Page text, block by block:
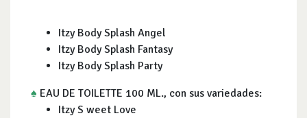
Itzy Body Splash Angel
Itzy Body Splash Fantasy
Itzy Body Splash Party
♠ EAU DE TOILETTE 100 ML., con sus variedades:
Itzy S weet Love